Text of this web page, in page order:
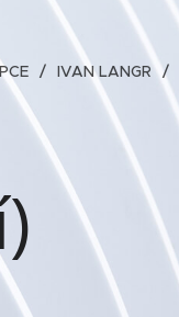
IVAN LANGR